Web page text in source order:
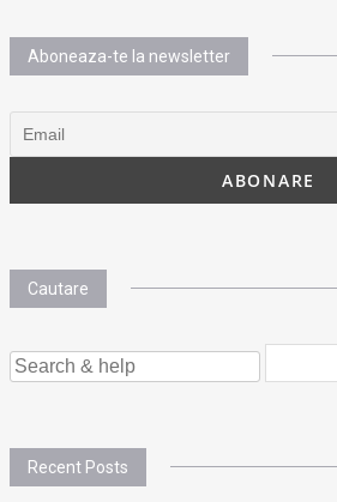
Aboneaza-te la newsletter
Cautare
SEARCH
FOR:
Recent Posts